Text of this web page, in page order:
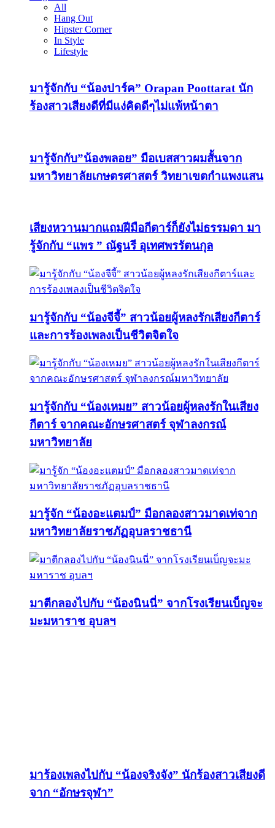
All
Hang Out
Hipster Corner
In Style
Lifestyle
มารู้จักกับ “น้องปาร์ค” Orapan Poottarat นัก
ร้องสาวเสียงดีที่มีแง่คิดดีๆไม่แพ้หน้าตา
มารู้จักกับ”น้องพลอย” มือเบสสาวผมสั้นจาก
มหาวิทยาลัยเกษตรศาสตร์ วิทยาเขตกำแพงแสน
เสียงหวานมากแถมฝีมือกีตาร์ก็ยังไม่ธรรมดา มา
รู้จักกับ “แพร ” ณัฐนรี อุเทศพรรัตนกุล
มารู้จักกับ “น้องจีจี้” สาวน้อยผู้หลงรักเสียงกีตาร์
และการร้องเพลงเป็นชีวิตจิตใจ
มารู้จักกับ “น้องเหมย” สาวน้อยผู้หลงรักในเสียง
กีตาร์ จากคณะอักษรศาสตร์ จุฬาลงกรณ์
มหาวิทยาลัย
มารู้จัก “น้องอะแตมป์” มือกลองสาวมาดเท่จาก
มหาวิทยาลัยราชภัฏอุบลราชธานี
มาตีกลองไปกับ “น้องนินนี่” จากโรงเรียนเบ็ญจะ
มะมหาราช อุบลฯ
มาร้องเพลงไปกับ “น้องจริงจัง” นักร้องสาวเสียงดี
จาก “อักษรจุฬา”